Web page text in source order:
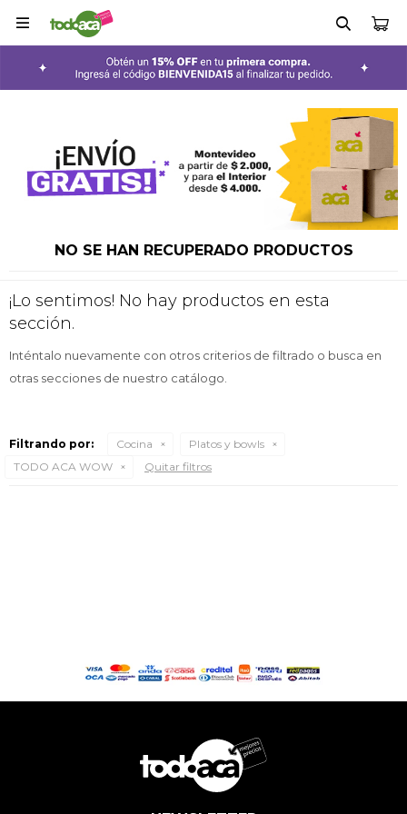

NO SE HAN RECUPERADO PRODUCTOS
¡Lo sentimos! No hay productos en esta
sección.
Inténtalo nuevamente con otros criterios de filtrado o busca en
otras secciones de nuestro catálogo.
Filtrando por: Cocina
Platos y bowls
TODO ACA WOW
Quitar filtros